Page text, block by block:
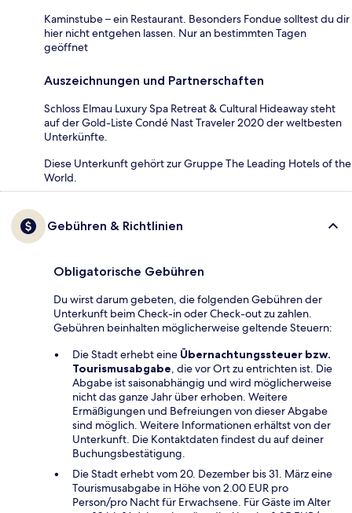
Kaminstube – ein Restaurant. Besonders Fondue solltest du dir
hier nicht entgehen lassen. Nur an bestimmten Tagen
geöffnet
Auszeichnungen und Partnerschaften
Schloss Elmau Luxury Spa Retreat & Cultural Hideaway steht
auf der Gold-Liste Condé Nast Traveler 2020 der weltbesten
Unterkünfte.
Diese Unterkunft gehört zur Gruppe The Leading Hotels of the
World.
Gebühren & Richtlinien
Obligatorische Gebühren
Du wirst darum gebeten, die folgenden Gebühren der
Unterkunft beim Check-in oder Check-out zu zahlen.
Gebühren beinhalten möglicherweise geltende Steuern:
Die Stadt erhebt eine Übernachtungssteuer bzw.
Tourismusabgabe, die vor Ort zu entrichten ist. Die
Abgabe ist saisonabhängig und wird möglicherweise
nicht das ganze Jahr über erhoben. Weitere
Ermäßigungen und Befreiungen von dieser Abgabe
sind möglich. Weitere Informationen erhältst von der
Unterkunft. Die Kontaktdaten findest du auf deiner
Buchungsbestätigung.
Die Stadt erhebt vom 20. Dezember bis 31. März eine
Tourismusabgabe in Höhe von 2.00 EUR pro
Person/pro Nacht für Erwachsene. Für Gäste im Alter